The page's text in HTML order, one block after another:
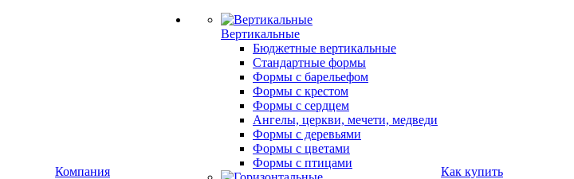
Компания
Вертикальные
Бюджетные вертикальные
Стандартные формы
Формы с барельефом
Формы с крестом
Формы с сердцем
Ангелы, церкви, мечети, медведи
Формы с деревьями
Формы с цветами
Формы с птицами
Как купить